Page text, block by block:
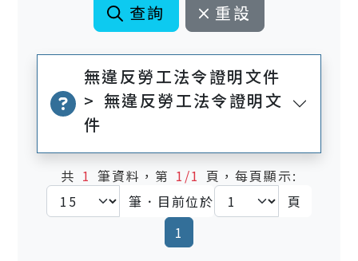
查詢 重設
無違反勞工法令證明文件
> 無違反勞工法令證明文
件
共 1筆資料，第 1/1 頁，每頁顯示:
筆．目前位於
頁
1